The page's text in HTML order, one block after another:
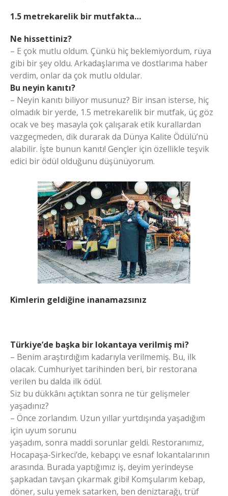
1.5 metrekarelik bir mutfakta…
Ne hissettiniz?
– E çok mutlu oldum. Çünkü hiç beklemiyordum, rüya
gibi bir şey oldu. Arkadaşlarıma ve dostlarıma haber
verdim, onlar da çok mutlu oldular.
Bu neyin kanıtı?
– Neyin kanıtı biliyor musunuz? Bir insan isterse, hiç
olmadık bir yerde, 1.5 metrekarelik bir mutfak, üç göz
ocak ve beş masayla çok çalışarak etik kurallardan
vazgeçmeden, dik durarak da Dünya Kalite Ödülü’nü
alabilir. İşte bunun kanıtı! Gençler için özellikle teşvik
edici bir ödül olduğunu düşünüyorum.
Kimlerin geldiğine inanamazsınız
Türkiye’de başka bir lokantaya verilmiş mi?
– Benim araştırdığım kadarıyla verilmemiş. Bu, ilk
olacak. Cumhuriyet tarihinden beri, bir restorana
verilen bu dalda ilk ödül.
Siz bu dükkânı açtıktan sonra ne tür gelişmeler
yaşadınız?
– Önce zorlandım. Uzun yıllar yurtdışında yaşadığım
için uyum sorunu
yaşadım, sonra maddi sorunlar geldi. Restoranımız,
Hocapaşa-Sirkeci’de, kebapçı ve esnaf lokantalarının
arasında. Burada yaptığımız iş, deyim yerindeyse
şapkadan tavşan çıkarmak gibi! Komşularım kebap,
döner, sulu yemek satarken, ben deniztarağı, trüf